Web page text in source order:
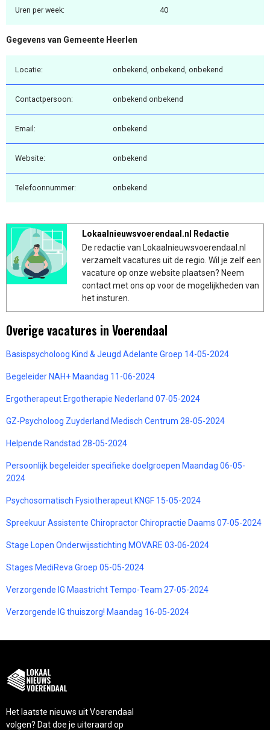
Uren per week: 40
Gegevens van Gemeente Heerlen
Locatie: onbekend, onbekend, onbekend
Contactpersoon: onbekend onbekend
Email: onbekend
Website: onbekend
Telefoonnummer: onbekend
Lokaalnieuwsvoerendaal.nl Redactie
De redactie van Lokaalnieuwsvoerendaal.nl
verzamelt vacatures uit de regio. Wil je zelf een
vacature op onze website plaatsen? Neem
contact met ons op voor de mogelijkheden van
het insturen.
Overige vacatures in Voerendaal
Basispsycholoog Kind & Jeugd Adelante Groep 14-05-2024
Begeleider NAH+ Maandag 11-06-2024
Ergotherapeut Ergotherapie Nederland 07-05-2024
GZ-Psycholoog Zuyderland Medisch Centrum 28-05-2024
Helpende Randstad 28-05-2024
Persoonlijk begeleider specifieke doelgroepen Maandag 06-05-
2024
Psychosomatisch Fysiotherapeut KNGF 15-05-2024
Spreekuur Assistente Chiropractor Chiropractie Daams 07-05-2024
Stage Lopen Onderwijsstichting MOVARE 03-06-2024
Stages MediReva Groep 05-05-2024
Verzorgende IG Maastricht Tempo-Team 27-05-2024
Verzorgende IG thuiszorg! Maandag 16-05-2024
Het laatste nieuws uit Voerendaal
volgen? Dat doe je uiteraard op